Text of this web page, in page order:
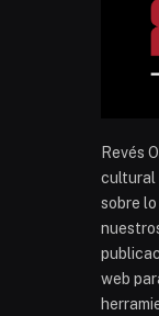
Revés
cultural
sobre
web